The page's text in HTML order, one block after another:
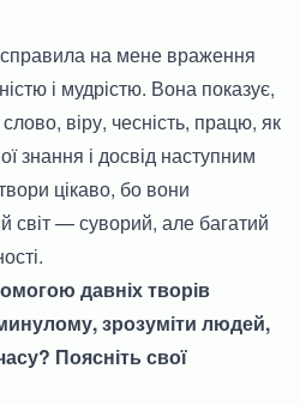
справила на мене враження
і мудрістю. Вона показує,
віру, чесність, працю, як
знання і досвід наступним
цікаво, бо вони
світ — суворий, але багатий
давніх творів
зрозуміти людей,
Поясніть свої